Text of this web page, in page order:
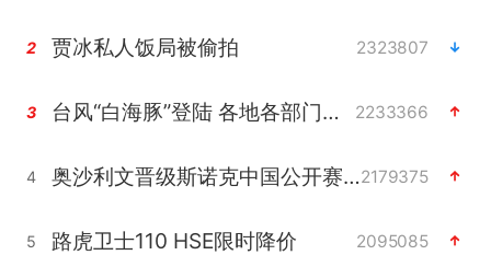
2 贾冰私人饭局被偷拍 2323807
3 台风“白海豚”登陆 各地各部门全力应对 2233366
4 奥沙利文晋级斯诺克中国公开赛16强2179375
5 路虎卫士110 HSE限时降价 2095085